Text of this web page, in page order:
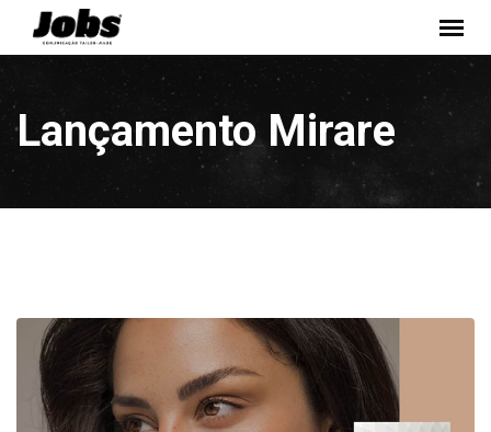
Conteúdo
Lançamento Mirare